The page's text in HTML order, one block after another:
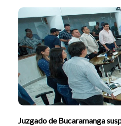
combatir la delincuencia en la
Cristian Portilla confirmó el
con el presidente electo
enfocando los operativos en
hurto y el homicidio.
Juzgado de Bucaramanga